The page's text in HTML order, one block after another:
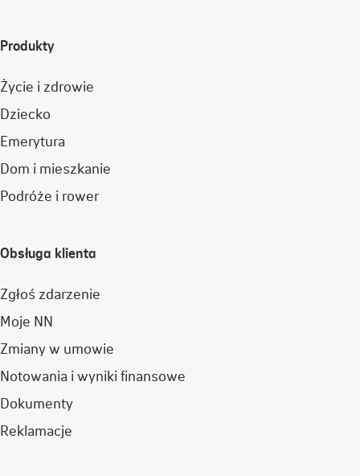
Produkty
Życie i zdrowie
Dziecko
Emerytura
Dom i mieszkanie
Podróże i rower
Obsługa klienta
Zgłoś zdarzenie
Moje NN
Zmiany w umowie
Notowania i wyniki finansowe
Dokumenty
Reklamacje